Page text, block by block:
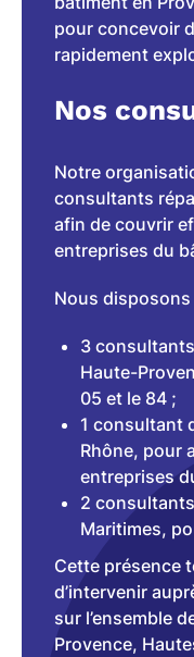
pour concevoir
rapidement
Nos
Notre
consultants
afin de couvrir
entreprises du
Nous
3
Haute-
05 et le 84 ;
1 consultant
Rhône, pour
entreprises
2
Maritimes,
Cette présence
d’intervenir
sur l’ensemble
Provence,